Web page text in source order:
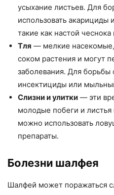
усыхание листьев. Для
использовать акарициды
такие как настой
Тля — мелкие
соком растения и могут
заболевания. Для борьбы
инсектициды или
Слизни и улитки — эти
молодые побеги и
можно использовать
препараты.
Болезни шалфея
Шалфей может поражаться